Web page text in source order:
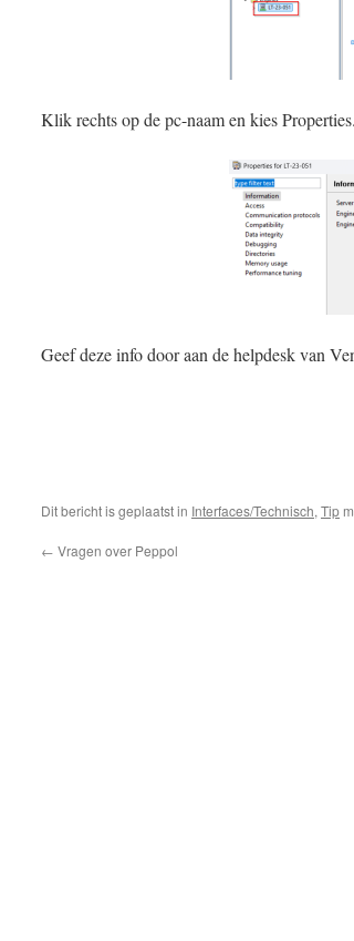
Klik rechts op de pc-naam en kies
Geef deze info door aan de helpdesk van
Dit bericht is geplaatst in Interfaces/Technisch, Tip
← Vragen over Peppol